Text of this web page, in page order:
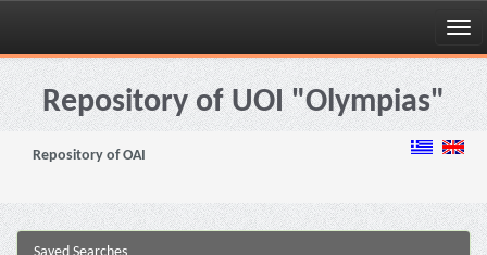
Skip
navigationRepository of UOI "Olympias"
Repository of OAI